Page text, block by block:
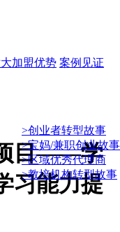
加盟优势 案例见证
>创业者转型故事
>宝妈/兼职创业故事
>区域优秀代理商
>教培机构转型故事
目——学
习能力提